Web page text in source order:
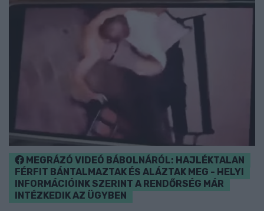
MEGRÁZÓ VIDEÓ BÁBOLNÁRÓL: HAJLÉKTALAN
FÉRFIT BÁNTALMAZTAK ÉS ALÁZTAK MEG - HELYI
INFORMÁCIÓINK SZERINT A RENDŐRSÉG MÁR
INTÉZKEDIK AZ ÜGYBEN